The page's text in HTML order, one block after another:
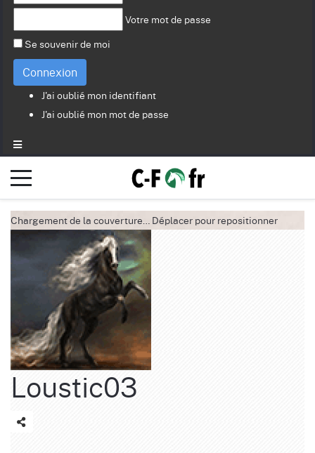
Votre mot de passe
Se souvenir de moi
Connexion
J'ai oublié mon identifiant
J'ai oublié mon mot de passe
Chargement de la couverture… Déplacer pour repositionner
Loustic03